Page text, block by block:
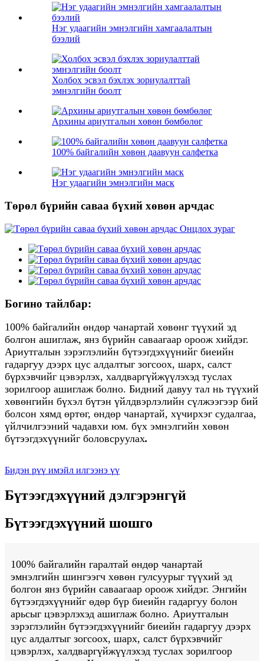
Нэг удаагийн эмнэлгийн хамгаалалтын
бээлий
Холбох эсвэл бэхлэх зориулалттай
эмнэлгийн боолт
Архины ариутгалын хөвөн бөмбөлөг
100% байгалийн хөвөн даавуун салфетка
Нэг удаагийн эмнэлгийн маск
Төрөл бүрийн саваа бүхий хөвөн арчдас
Богино тайлбар:
100% байгалийн өндөр чанартай хөвөнг түүхий эд
болгон ашиглаж, янз бүрийн саваагаар ороож хийдэг.
Ариутгалын зэрэглэлийн бүтээгдэхүүнийг биеийн
гадаргуу дээрх цус алдалтыг зогсоох, шарх, салст
бүрхэвчийг цэвэрлэх, халдваргүйжүүлэхэд туслах
зорилгоор ашиглаж болно. Бидний давуу тал нь түүхий
хөвөнгийн бүхэл бүтэн үйлдвэрлэлийн сүлжээгээр бий
болсон хямд өртөг, өндөр чанартай, хүчирхэг судалгаа,
үйлчилгээний чадавхи юм. бүх эмнэлгийн хөвөн
бүтээгдэхүүнийг боловсруулах.
Бидэн рүү имэйл илгээнэ үү
Бүтээгдэхүүний дэлгэрэнгүй
Бүтээгдэхүүний шошго
100% байгалийн гаралтай өндөр чанартай
эмнэлгийн шингээгч хөвөн гулсуурыг түүхий эд
болгон янз бүрийн саваагаар ороож хийдэг. Энгийн
бүтээгдэхүүнийг өдөр бүр биеийн гадаргуу болон
арьсыг цэвэрлэхэд ашиглаж болно. Ариутгалын
зэрэглэлийн бүтээгдэхүүнийг биеийн гадаргуу дээрх
цус алдалтыг зогсоох, шарх, салст бүрхэвчийг
цэвэрлэх, халдваргүйжүүлэхэд туслах зорилгоор